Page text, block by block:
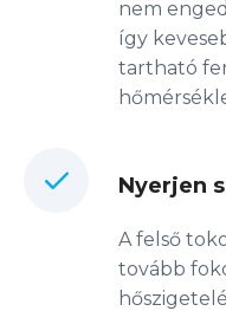
nem
így
tartható
Nyerjen
A felső
tovább